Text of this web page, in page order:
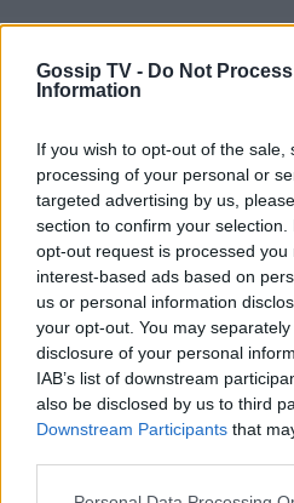
Gossip TV - Do Not
Information
If you wish to opt-out of the
processing of your personal or
targeted advertising by us,
section to confirm your
opt-out request is processed you
interest-based ads based on
us or personal information
your opt-out. You may
disclosure of your personal
IAB’s list of downstream
also be disclosed by us to third
Downstream Participants that